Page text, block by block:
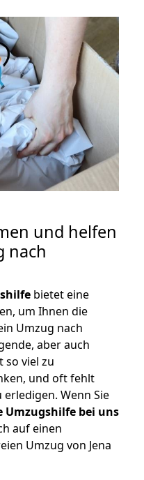
und helfen
nach
bietet eine
um Ihnen die
Umzug nach
aber auch
so viel zu
und oft fehlt
Wenn Sie
Umzugshilfe bei uns
auf einen
Umzug von Jena